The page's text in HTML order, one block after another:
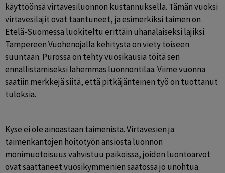
käyttöönsä virtavesiluonnon kustannuksella. Tämän vuoksi
virtavesilajit ovat taantuneet, ja esimerkiksi taimen on
Etelä-Suomessa luokiteltu erittäin uhanalaiseksi lajiksi.
Tampereen Vuohenojalla kehitystä on viety toiseen
suuntaan. Purossa on tehty vuosikausia töitä sen
ennallistamiseksi lähemmäs luonnontilaa. Viime vuonna
saatiin merkkejä siitä, että pitkäjänteinen työ on tuottanut
tuloksia.
Kyse ei ole ainoastaan taimenista. Virtavesien ja
taimenkantojen hoitotyön ansiosta luonnon
monimuotoisuus vahvistuu paikoissa, joiden luontoarvot
ovat saattaneet vuosikymmenien saatossa jo unohtua.